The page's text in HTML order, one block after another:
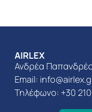
AIRLEX
Ανδρέα
Email:
Τηλέφωνο: +30